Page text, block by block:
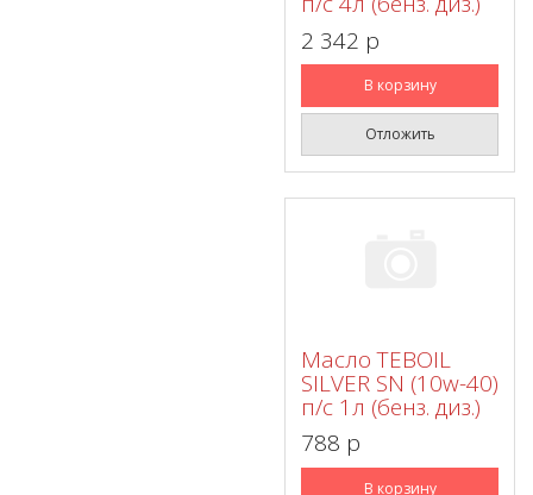
2 342 p
В корзину
Отложить
Масло TEBOIL
SILVER SN (10w-40)
п/с 1л (бенз. диз.)
788 p
В корзину